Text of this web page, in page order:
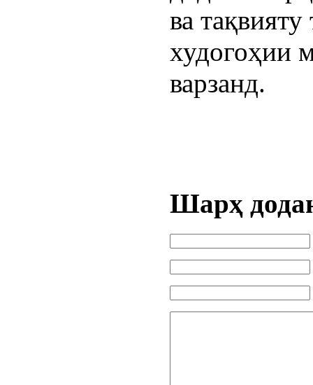
ва
худогоҳии
варзанд.
Шарҳ